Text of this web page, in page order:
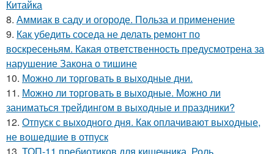
Китайка
8. Аммиак в саду и огороде. Польза и применение
9. Как убедить соседа не делать ремонт по
воскресеньям. Какая ответственность предусмотрена за
нарушение Закона о тишине
10. Можно ли торговать в выходные дни.
11. Можно ли торговать в выходные. Можно ли
заниматься трейдингом в выходные и праздники?
12. Отпуск с выходного дня. Как оплачивают выходные,
не вошедшие в отпуск